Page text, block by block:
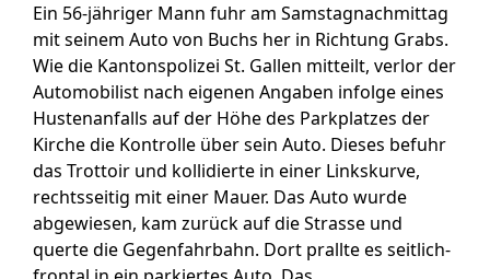
Ein 56-jähriger Mann fuhr am Samstagnachmittag
mit seinem Auto von Buchs her in Richtung Grabs.
Wie die Kantonspolizei St. Gallen mitteilt, verlor der
Automobilist nach eigenen Angaben infolge eines
Hustenanfalls auf der Höhe des Parkplatzes der
Kirche die Kontrolle über sein Auto. Dieses befuhr
das Trottoir und kollidierte in einer Linkskurve,
rechtsseitig mit einer Mauer. Das Auto wurde
abgewiesen, kam zurück auf die Strasse und
querte die Gegenfahrbahn. Dort prallte es seitlich-